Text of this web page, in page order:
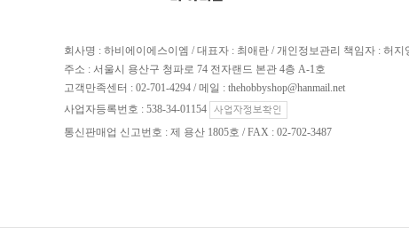
회사명 : 하비에이에스이엠 / 대표자 : 최애란 / 개인정보관리 책임자 : 허지
주소 : 서울시 용산구 청파로 74 전자랜드 본관 4층 A-1호
고객만족센터 : 02-701-4294 / 메일 : thehobbyshop@hanmail.net
사업자등록번호 : 538-34-01154
통신판매업 신고번호 : 제 용산 1805호 / FAX : 02-702-3487